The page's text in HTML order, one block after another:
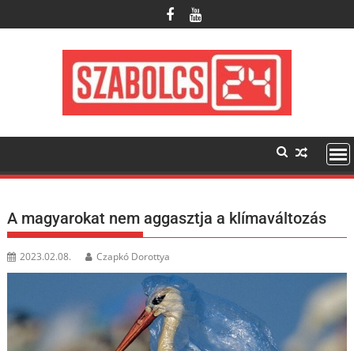
to
A magyarokat nem aggasztja a klímaváltozás
2023.02.08. Czapkó Dorottya